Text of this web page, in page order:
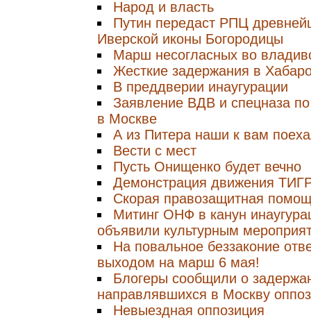
Народ и власть
Путин передаст РПЦ
Иверской иконы Богородицы
Марш несогласных во
Жесткие задержания в
В преддверии инаугурации
Заявление ВДВ и спецназа
в Москве
А из Питера наши к вам
Вести с мест
Пусть Онищенко будет вечно
Демонстрация движения
Скорая правозащитная
Митинг ОНФ в канун
объявили культурным
На повальное беззаконие
выходом на марш 6 мая!
Блогеры сообщили о
направлявшихся в Москву
Невыездная оппозиция